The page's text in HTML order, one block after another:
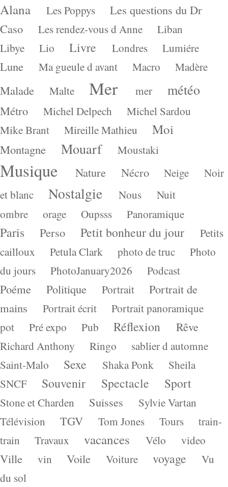
Alana
Les Poppys
Les questions du Dr
Caso
Les rendez-vous d Anne
Liban
Libye
Lio Livre Londres Lumiére
Lune Ma gueule d avant Macro Madère
Malade Malte Mer mer météo
Métro Michel Delpech
Michel Sardou
Mike Brant
Mireille Mathieu Moi
Montagne Mouarf Moustaki
Musique Nature Nécro Neige
Noir
et blanc
Nostalgie Nous
Nuit
ombre
orage Oupsss Panoramique
Paris Perso Petit bonheur du jour
Petits
cailloux
Petula Clark photo de truc
Photo
du jours
PhotoJanuary2026 Podcast
Poéme Politique Portrait
Portrait de
mains
Portrait écrit
Portrait panoramique
pot
Pré expo Pub Réflexion Rêve
Richard Anthony Ringo
sablier d automne
Saint-Malo
Sexe Shaka Ponk
Sheila
SNCF
Souvenir Spectacle Sport
Stone et Charden Suisses
Sylvie Vartan
Télévision
TGV Tom Jones Tours
train-
train
Travaux vacances Vélo video
Ville vin Voile Voiture voyage
Vu
du sol